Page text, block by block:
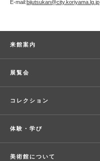
E-mail:bijutsukan@city.koriyama.lg.jp
来館案内
展覧会
コレクション
体験・学び
美術館について